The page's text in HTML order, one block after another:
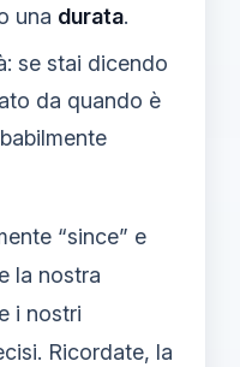
una durata.
se stai dicendo
da quando è
“since” e
la nostra
i nostri
Ricordate, la